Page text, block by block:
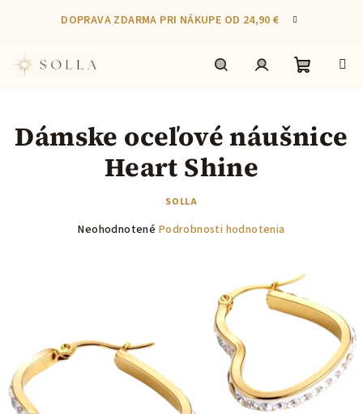
DOPRAVA ZDARMA PRI NÁKUPE OD 24,90 €
košík
Dámske oceľové náušnice
Heart Shine
SOLLA
Priemerné
hviezdičiek.
Neohodnotené Podrobnosti hodnotenia